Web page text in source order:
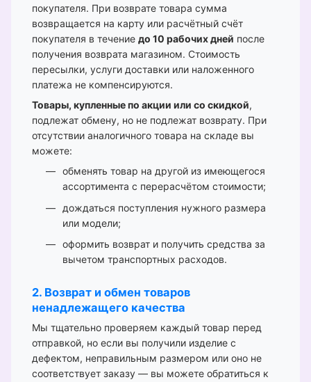
покупателя. При возврате товара сумма
возвращается на карту или расчётный счёт
покупателя в течение до 10 рабочих дней после
получения возврата магазином. Стоимость
пересылки, услуги доставки или наложенного
платежа не компенсируются.
Товары, купленные по акции или со скидкой,
подлежат обмену, но не подлежат возврату. При
отсутствии аналогичного товара на складе вы
можете:
обменять товар на другой из имеющегося
ассортимента с перерасчётом стоимости;
дождаться поступления нужного размера
или модели;
оформить возврат и получить средства за
вычетом транспортных расходов.
2. Возврат и обмен товаров
ненадлежащего качества
Мы тщательно проверяем каждый товар перед
отправкой, но если вы получили изделие с
дефектом, неправильным размером или оно не
соответствует заказу — вы можете обратиться к